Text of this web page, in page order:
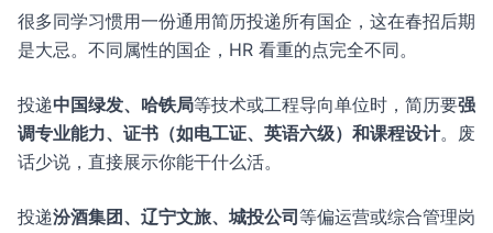
很多同学习惯用一份通用简历投递所有国企，这在春招后期
是大忌。不同属性的国企，HR 看重的点完全不同。
投递中国绿发、哈铁局等技术或工程导向单位时，简历要强
调专业能力、证书（如电工证、英语六级）和课程设计。废
话少说，直接展示你能干什么活。
投递汾酒集团、辽宁文旅、城投公司 等偏运营或综合管理岗